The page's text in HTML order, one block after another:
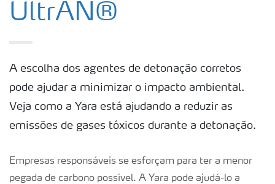
Fragmentação ideal de rochas
UltrAN®
A escolha dos agentes de detonação corretos
pode ajudar a minimizar o impacto ambiental.
Veja como a Yara está ajudando a reduzir as
emissões de gases tóxicos durante a detonação.
Empresas responsáveis se esforçam para ter a menor
pegada de carbono possível. A Yara pode ajudá-lo a